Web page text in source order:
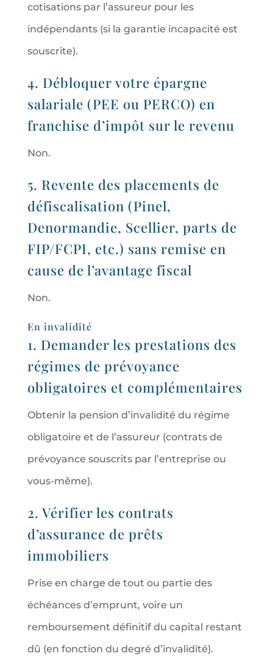
cotisations par l’assureur pour les
indépendants (si la garantie incapacité est
souscrite).
4. Débloquer votre épargne
salariale (PEE ou PERCO) en
franchise d’impôt sur le revenu
Non.
5. Revente des placements de
défiscalisation (Pinel,
Denormandie, Scellier, parts de
FIP/FCPI, etc.) sans remise en
cause de l’avantage fiscal
Non.
En invalidité
1. Demander les prestations des
régimes de prévoyance
obligatoires et complémentaires
Obtenir la pension d’invalidité du régime
obligatoire et de l’assureur (contrats de
prévoyance souscrits par l’entreprise ou
vous-même).
2. Vérifier les contrats
d’assurance de prêts
immobiliers
Prise en charge de tout ou partie des
échéances d’emprunt, voire un
remboursement définitif du capital restant
dû (en fonction du degré d’invalidité).